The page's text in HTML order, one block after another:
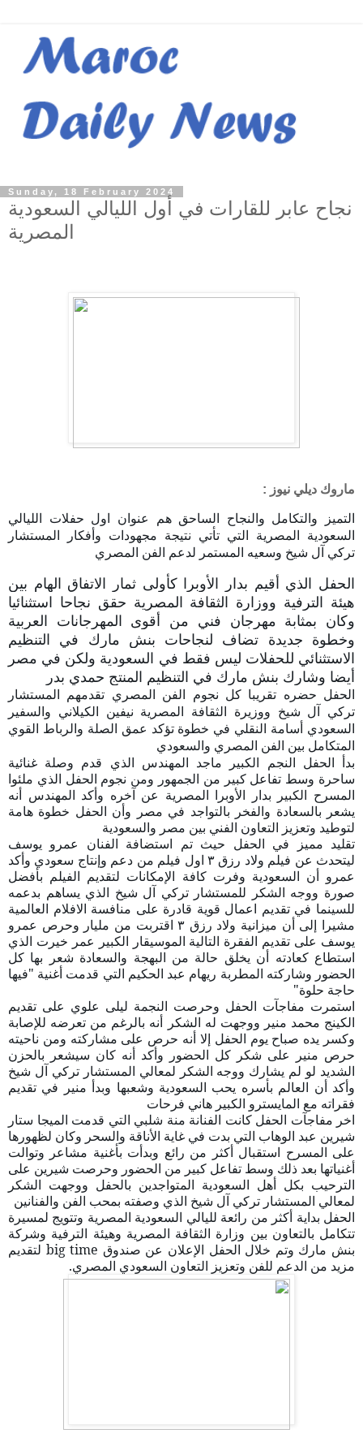
Sunday, 18 February 2024
نجاح عابر للقارات في أول الليالي السعودية
المصرية
ماروك ديلي نيوز :
التميز والتكامل والنجاح الساحق هم عنوان اول حفلات الليالي
السعودية المصرية التي تأتي نتيجة مجهودات وأفكار المستشار
تركي آل شيخ وسعيه المستمر لدعم الفن المصري
الحفل الذي أقيم بدار الأوبرا كأولى ثمار الاتفاق الهام بين
هيئة الترفية ووزارة الثقافة المصرية حقق نجاحا استثنائيا
وكان بمثابة مهرجان فني من أقوى المهرجانات العربية
وخطوة جديدة تضاف لنجاحات بنش مارك في التنظيم
الاستثنائي للحفلات ليس فقط في السعودية ولكن في مصر
أيضا وشارك بنش مارك في التنظيم المنتج حمدي بدر
الحفل حضره تقريبا كل نجوم الفن المصري تقدمهم المستشار
تركي آل شيخ ووزيرة الثقافة المصرية نيفين الكيلاني والسفير
السعودي أسامة النقلي في خطوة تؤكد عمق الصلة والرباط القوي
المتكامل بين الفن المصري والسعودي
بدأ الحفل النجم الكبير ماجد المهندس الذي قدم وصلة غنائية
ساحرة وسط تفاعل كبير من الجمهور ومن نجوم الحفل الذي ملئوا
المسرح الكبير بدار الأوبرا المصرية عن آخره وأكد المهندس أنه
يشعر بالسعادة والفخر بالتواجد في مصر وأن الحفل خطوة هامة
لتوطيد وتعزيز التعاون الفني بين مصر والسعودية
تقليد مميز في الحفل حيث تم استضافة الفنان عمرو يوسف
ليتحدث عن فيلم ولاد رزق ٣ اول فيلم من دعم وإنتاج سعودي وأكد
عمرو أن السعودية وفرت كافة الإمكانات لتقديم الفيلم بأفضل
صورة ووجه الشكر للمستشار تركي آل شيخ الذي يساهم بدعمه
للسينما في تقديم اعمال قوية قادرة على منافسة الافلام العالمية
مشيرا إلى أن ميزانية ولاد رزق ٣ اقتربت من مليار وحرص عمرو
يوسف على تقديم الفقرة التالية الموسيقار الكبير عمر خيرت الذي
استطاع كعادته أن يخلق حالة من البهجة والسعادة شعر بها كل
الحضور وشاركته المطربة ريهام عبد الحكيم التي قدمت أغنية "فيها
حاجة حلوة"
استمرت مفاجآت الحفل وحرصت النجمة ليلى علوي على تقديم
الكينج محمد منير ووجهت له الشكر أنه بالرغم من تعرضه للإصابة
وكسر يده صباح يوم الحفل إلا أنه حرص على مشاركته ومن ناحيته
حرص منير على شكر كل الحضور وأكد أنه كان سيشعر بالحزن
الشديد لو لم يشارك ووجه الشكر لمعالي المستشار تركي آل شيخ
وأكد أن العالم بأسره يحب السعودية وشعبها وبدأ منير في تقديم
فقراته مع المايسترو الكبير هاني فرحات
اخر مفاجآت الحفل كانت الفنانة منة شلبي التي قدمت الميجا ستار
شيرين عبد الوهاب التي بدت في غاية الأناقة والسحر وكان لظهورها
على المسرح استقبال أكثر من رائع وبدأت بأغنية مشاعر وتوالت
أغنياتها بعد ذلك وسط تفاعل كبير من الحضور وحرصت شيرين على
الترحيب بكل أهل السعودية المتواجدين بالحفل ووجهت الشكر
لمعالي المستشار تركي آل شيخ الذي وصفته بمحب الفن والفنانين
الحفل بداية أكثر من رائعة لليالي السعودية المصرية وتتويج لمسيرة
تتكامل بالتعاون بين وزارة الثقافة المصرية وهيئة الترفية وشركة
بنش مارك وتم خلال الحفل الإعلان عن صندوق big time لتقديم
مزيد من الدعم للفن وتعزيز التعاون السعودي المصري.